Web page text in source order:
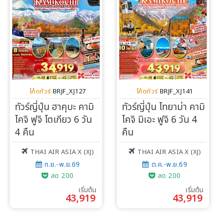
โค้ดทัวร์ BRJF_XJ127
ทัวร์ญี่ปุ่น ฮาคุบะ คามิ
โคจิ ฟูจิ โตเกียว 6 วัน
4 คืน
THAI AIR ASIA X (XJ)
ก.ย.-พ.ย.69
ลด 200
เริ่มต้น
43,919
โค้ดทัวร์ BRJF_XJ141
ทัวร์ญี่ปุ่น โทยาม่า คามิ
โคจิ มิเอะ ฟูจิ 6 วัน 4
คืน
THAI AIR ASIA X (XJ)
ต.ค.-พ.ย.69
ลด 200
เริ่มต้น
43,919